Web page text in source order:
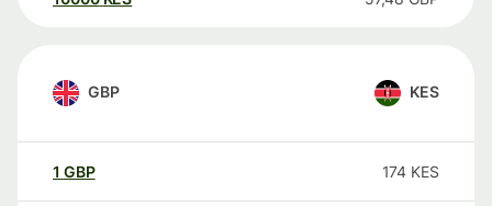
GBP KES
1 GBP 174 KES